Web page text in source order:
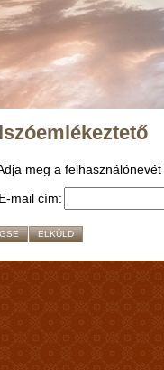
meg a
E-mail cím:
ELKÜLD